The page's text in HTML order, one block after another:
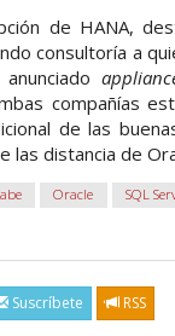
de HANA,
consultoría a
compañías
de las
las distancia de
Oracle SQL
Suscríbete RSS